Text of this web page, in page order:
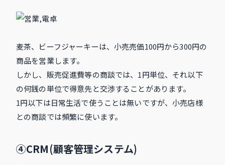
麦茶、ビーフジャーキーは、小売売価100円から300円の
商品を営業します。
しかし、販売促進費等の商談では、1円単位、それ以下
の何銭の単位で得意先と交渉することがあります。
1円以下は日常生活で使うことは無いですが、小売店様
との商談では頻繁に使います。
④CRM(顧客管理システム)